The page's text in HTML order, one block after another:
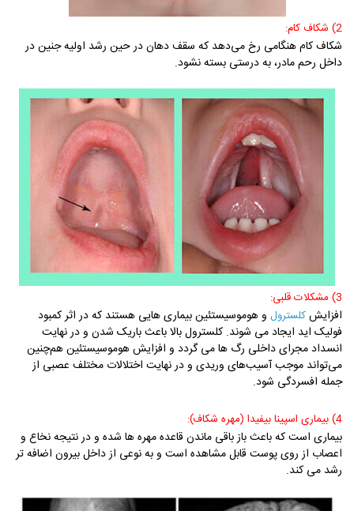
2) شکاف کام:
شکاف کام هنگامی رخ می‌دهد که سقف دهان در حین رشد اولیه جنین در
داخل رحم مادر، به درستی بسته نشود.
3) مشکلات قلبی:
افزایشکلسترول و هوموسیستئین بیماری هایی هستند که در اثر کمبود
فولیک اید ایجاد می شوند. کلسترول بالا باعث باریک شدن و در نهایت
انسداد مجرای داخلی رگ ها می گردد و افزایش هوموسیستئین هم‌چنین
می‌تواند موجب آسیب‌های وریدی و در نهایت اختلالات مختلف عصبی از
جمله افسردگی شود.
4) بیماری اسپینا بیفیدا (مهره شکاف):
بیماری است که باعث باز باقی ماندن قاعده مهره ها شده و در نتیجه نخاع و
اعصاب از روی پوست قابل مشاهده است و به نوعی از داخل بیرون اضافه تر
رشد می کند.